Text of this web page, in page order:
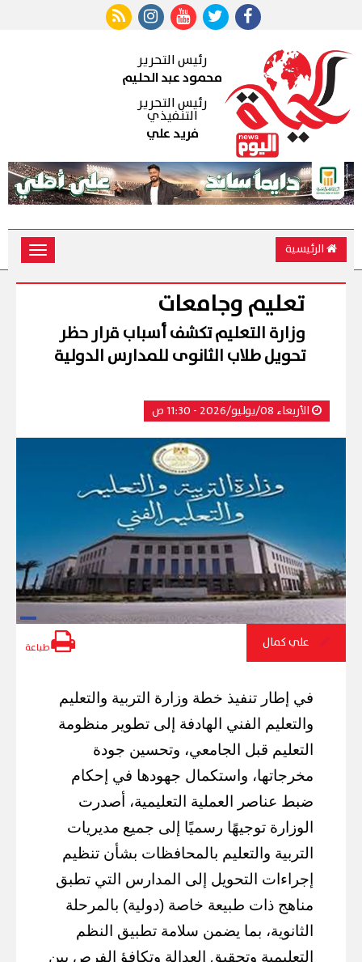
رئيس التحرير
محمود عبد الحليم
رئيس التحرير
التنفيذي
فريد علي
الرئيسية
Toggle
تعليم وجامعات
وزارة التعليم تكشف أسباب قرار حظر
تحويل طلاب الثانوى للمدارس الدولية
الأربعاء 08/يوليو/2026 - 11:30 ص
علي كمال طباعة
في إطار تنفيذ خطة وزارة التربية والتعليم
والتعليم الفني الهادفة إلى تطوير منظومة
التعليم قبل الجامعي، وتحسين جودة
مخرجاتها، واستكمال جهودها في إحكام
ضبط عناصر العملية التعليمية، أصدرت
الوزارة توجيهًا رسميًا إلى جميع مديريات
التربية والتعليم بالمحافظات بشأن تنظيم
إجراءات التحويل إلى المدارس التي تطبق
مناهج ذات طبيعة خاصة (دولية) بالمرحلة
الثانوية، بما يضمن سلامة تطبيق النظم
التعليمية وتحقيق العدالة وتكافؤ الفرص بين